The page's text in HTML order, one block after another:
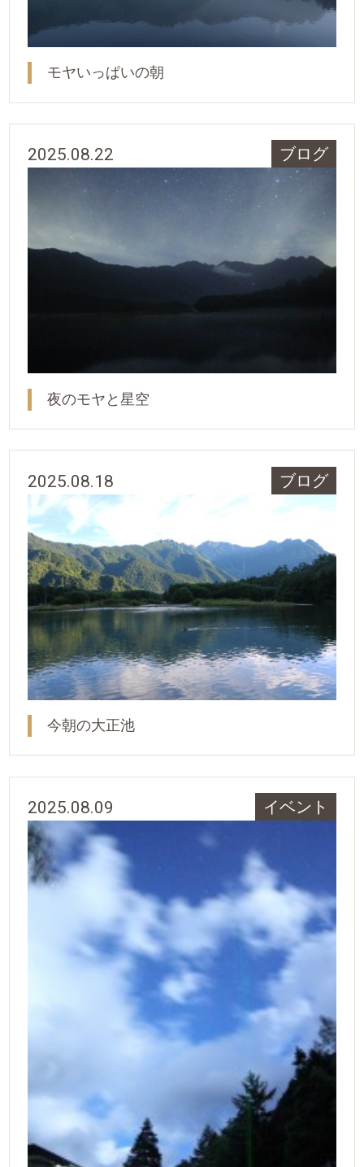
モヤいっぱいの朝
2025.08.22 ブログ
夜のモヤと星空
2025.08.18 ブログ
今朝の大正池
2025.08.09 イベント